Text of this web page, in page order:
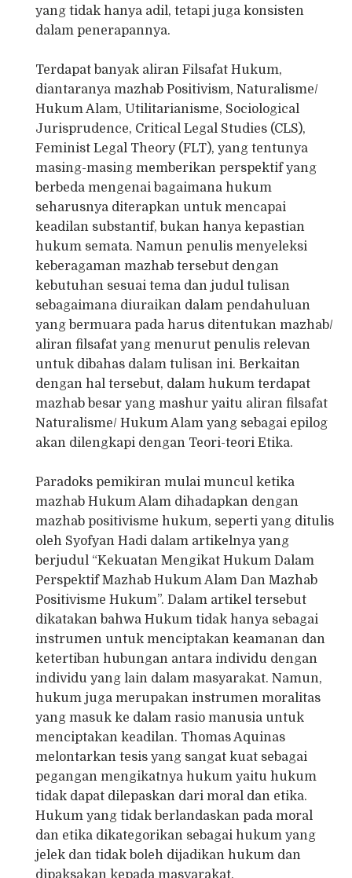
yang tidak hanya adil, tetapi juga konsisten
dalam penerapannya.
Terdapat banyak aliran Filsafat Hukum,
diantaranya mazhab Positivism, Naturalisme/
Hukum Alam, Utilitarianisme, Sociological
Jurisprudence, Critical Legal Studies (CLS),
Feminist Legal Theory (FLT), yang tentunya
masing-masing memberikan perspektif yang
berbeda mengenai bagaimana hukum
seharusnya diterapkan untuk mencapai
keadilan substantif, bukan hanya kepastian
hukum semata. Namun penulis menyeleksi
keberagaman mazhab tersebut dengan
kebutuhan sesuai tema dan judul tulisan
sebagaimana diuraikan dalam pendahuluan
yang bermuara pada harus ditentukan mazhab/
aliran filsafat yang menurut penulis relevan
untuk dibahas dalam tulisan ini. Berkaitan
dengan hal tersebut, dalam hukum terdapat
mazhab besar yang mashur yaitu aliran filsafat
Naturalisme/ Hukum Alam yang sebagai epilog
akan dilengkapi dengan Teori-teori Etika.
Paradoks pemikiran mulai muncul ketika
mazhab Hukum Alam dihadapkan dengan
mazhab positivisme hukum, seperti yang ditulis
oleh Syofyan Hadi dalam artikelnya yang
berjudul “Kekuatan Mengikat Hukum Dalam
Perspektif Mazhab Hukum Alam Dan Mazhab
Positivisme Hukum”. Dalam artikel tersebut
dikatakan bahwa Hukum tidak hanya sebagai
instrumen untuk menciptakan keamanan dan
ketertiban hubungan antara individu dengan
individu yang lain dalam masyarakat. Namun,
hukum juga merupakan instrumen moralitas
yang masuk ke dalam rasio manusia untuk
menciptakan keadilan. Thomas Aquinas
melontarkan tesis yang sangat kuat sebagai
pegangan mengikatnya hukum yaitu hukum
tidak dapat dilepaskan dari moral dan etika.
Hukum yang tidak berlandaskan pada moral
dan etika dikategorikan sebagai hukum yang
jelek dan tidak boleh dijadikan hukum dan
dipaksakan kepada masyarakat.